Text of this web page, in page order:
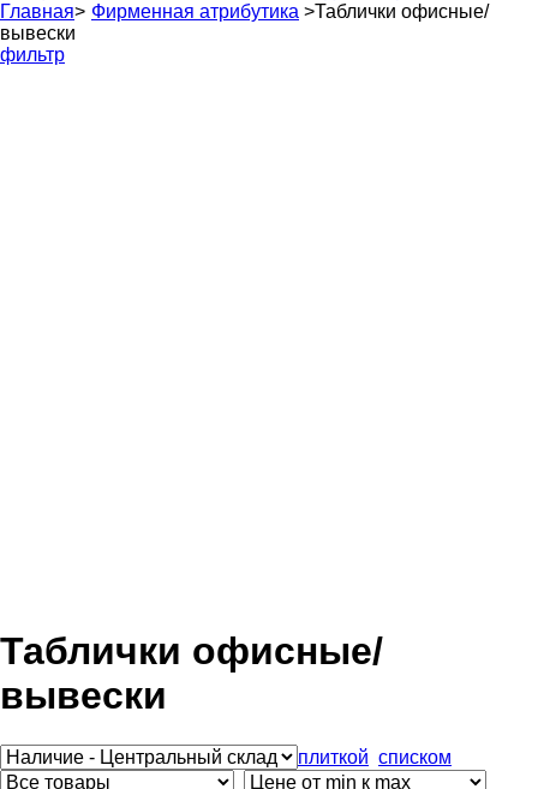
Главная> Фирменная атрибутика >Таблички офисные/
вывески
фильтр
Таблички офисные/
вывески
плиткой списком